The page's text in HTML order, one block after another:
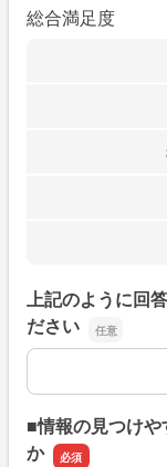
総合満足度
上記のように回
ださい
上記のように回
■情報の見つけ
か